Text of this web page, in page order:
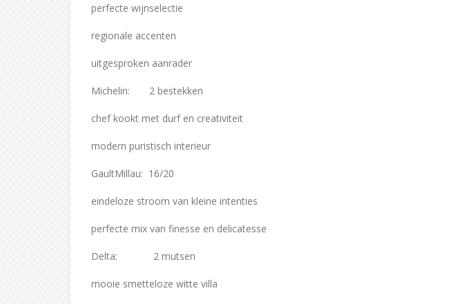
perfecte wijnselectie
regionale accenten
uitgesproken aanrader
Michelin: 2 bestekken
chef kookt met durf en creativiteit
modern puristisch interieur
GaultMillau: 16/20
eindeloze stroom van kleine intenties
perfecte mix van finesse en delicatesse
Delta: 2 mutsen
mooie smetteloze witte villa